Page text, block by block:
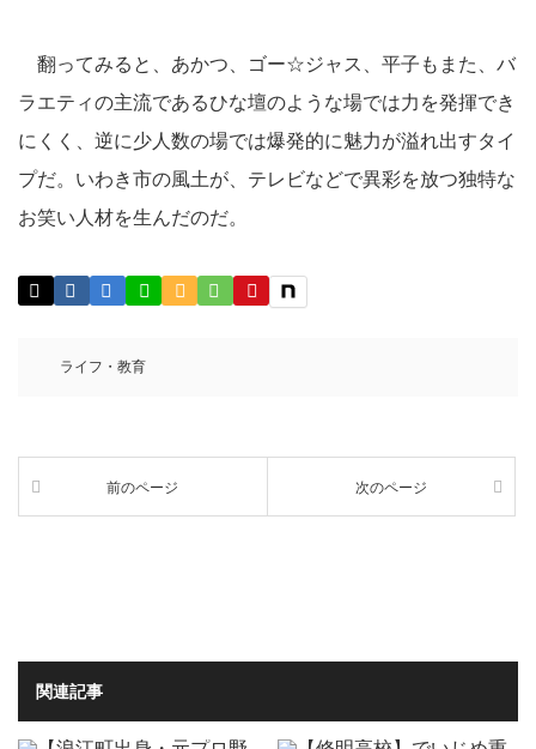
翻ってみると、あかつ、ゴー☆ジャス、平子もまた、バ
ラエティの主流であるひな壇のような場では力を発揮でき
にくく、逆に少人数の場では爆発的に魅力が溢れ出すタイ
プだ。いわき市の風土が、テレビなどで異彩を放つ独特な
お笑い人材を生んだのだ。
ライフ・教育
前のページ 次のページ
関連記事